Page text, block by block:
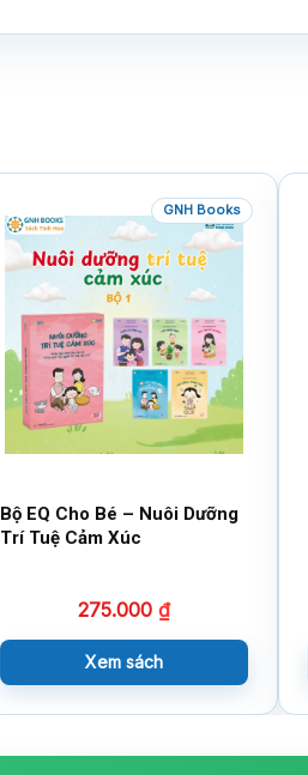
GNH Books
Bộ EQ Cho Bé – Nuôi Dưỡng
Trí Tuệ Cảm Xúc
275.000 ₫
Xem sách